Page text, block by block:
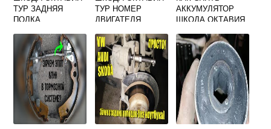
ТУР ЗАДНЯЯ
ПОЛКА
ТУР НОМЕР
ДВИГАТЕЛЯ
АККУМУЛЯТОР
ШКОДА ОКТАВИЯ